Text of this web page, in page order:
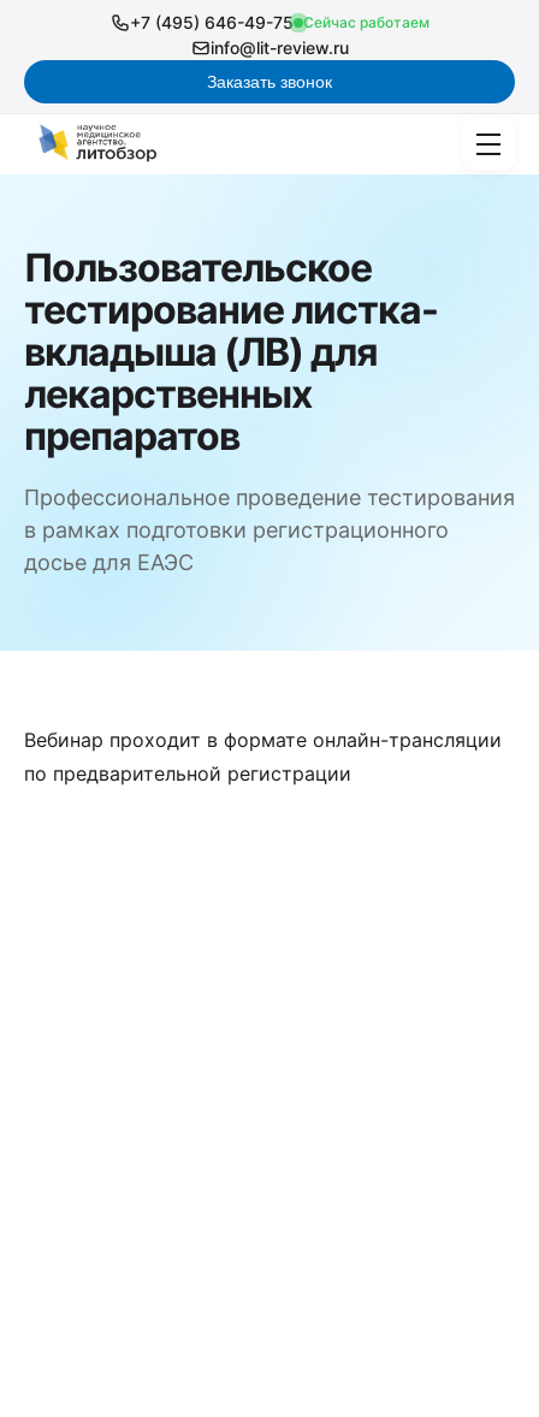
+7 (495) 646-49-75 Сейчас работаем
info@lit-review.ru
Заказать звонок
Пользовательское
тестирование листка-
вкладыша (ЛВ) для
лекарственных
препаратов
Профессиональное проведение тестирования
в рамках подготовки регистрационного
досье для ЕАЭС
Вебинар проходит в формате онлайн-трансляции
по предварительной регистрации